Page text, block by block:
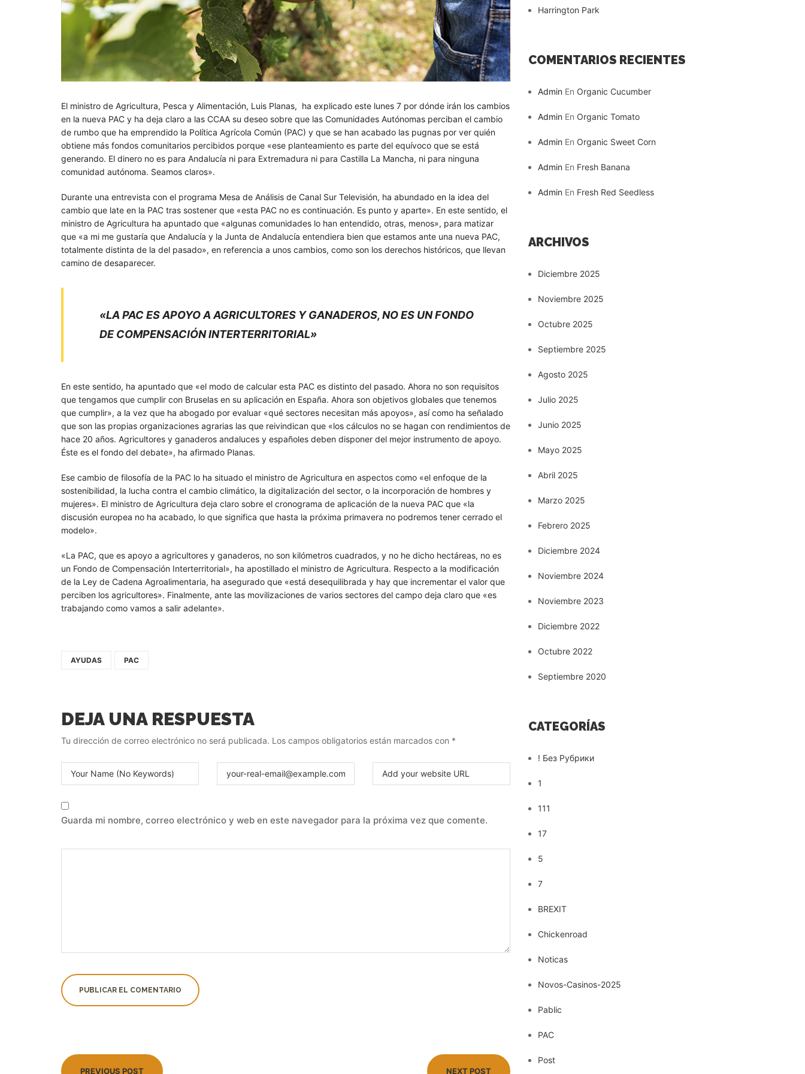
El ministro de Agricultura, Pesca y Alimentación, Luis Planas, ha explicado este lunes 7 por dónde irán los cambios
en la nueva PAC y ha deja claro a las CCAA su deseo sobre que las Comunidades Autónomas perciban el cambio
de rumbo que ha emprendido la Política Agrícola Común (PAC) y que se han acabado las pugnas por ver quién
obtiene más fondos comunitarios percibidos porque «ese planteamiento es parte del equívoco que se está
generando. El dinero no es para Andalucía ni para Extremadura ni para Castilla La Mancha, ni para ninguna
comunidad autónoma. Seamos claros».
Durante una entrevista con el programa Mesa de Análisis de Canal Sur Televisión, ha abundado en la idea del
cambio que late en la PAC tras sostener que «esta PAC no es continuación. Es punto y aparte». En este sentido, el
ministro de Agricultura ha apuntado que «algunas comunidades lo han entendido, otras, menos», para matizar
que «a mi me gustaría que Andalucía y la Junta de Andalucía entendiera bien que estamos ante una nueva PAC,
totalmente distinta de la del pasado», en referencia a unos cambios, como son los derechos históricos, que llevan
camino de desaparecer.
«LA PAC ES APOYO A AGRICULTORES Y GANADEROS, NO ES UN FONDO
DE COMPENSACIÓN INTERTERRITORIAL»
En este sentido, ha apuntado que «el modo de calcular esta PAC es distinto del pasado. Ahora no son requisitos
que tengamos que cumplir con Bruselas en su aplicación en España. Ahora son objetivos globales que tenemos
que cumplir», a la vez que ha abogado por evaluar «qué sectores necesitan más apoyos», así como ha señalado
que son las propias organizaciones agrarias las que reivindican que «los cálculos no se hagan con rendimientos de
hace 20 años. Agricultores y ganaderos andaluces y españoles deben disponer del mejor instrumento de apoyo.
Éste es el fondo del debate», ha afirmado Planas.
Ese cambio de filosofía de la PAC lo ha situado el ministro de Agricultura en aspectos como «el enfoque de la
sostenibilidad, la lucha contra el cambio climático, la digitalización del sector, o la incorporación de hombres y
mujeres». El ministro de Agricultura deja claro sobre el cronograma de aplicación de la nueva PAC que «la
discusión europea no ha acabado, lo que significa que hasta la próxima primavera no podremos tener cerrado el
modelo».
«La PAC, que es apoyo a agricultores y ganaderos, no son kilómetros cuadrados, y no he dicho hectáreas, no es
un Fondo de Compensación Interterritorial», ha apostillado el ministro de Agricultura. Respecto a la modificación
de la Ley de Cadena Agroalimentaria, ha asegurado que «está desequilibrada y hay que incrementar el valor que
perciben los agricultores». Finalmente, ante las movilizaciones de varios sectores del campo deja claro que «es
trabajando como vamos a salir adelante».
AYUDAS PAC
DEJA UNA RESPUESTA
Tu dirección de correo electrónico no será publicada. Los campos obligatorios están marcados con *
Guarda mi nombre, correo electrónico y web en este navegador para la próxima vez que comente.
PREVIOUS POST NEXT POST
Harrington Park
COMENTARIOS RECIENTES
Admin En Organic Cucumber
Admin En Organic Tomato
Admin En Organic Sweet Corn
Admin En Fresh Banana
Admin En Fresh Red Seedless
ARCHIVOS
Diciembre 2025
Noviembre 2025
Octubre 2025
Septiembre 2025
Agosto 2025
Julio 2025
Junio 2025
Mayo 2025
Abril 2025
Marzo 2025
Febrero 2025
Diciembre 2024
Noviembre 2024
Noviembre 2023
Diciembre 2022
Octubre 2022
Septiembre 2020
CATEGORÍAS
! Без Рубрики
1
111
17
5
7
BREXIT
Chickenroad
Noticas
Novos-Casinos-2025
Pablic
PAC
Post